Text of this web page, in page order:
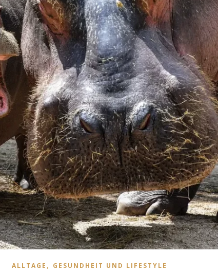
ALLTAGE , GESUNDHEIT UND LIFESTYLE